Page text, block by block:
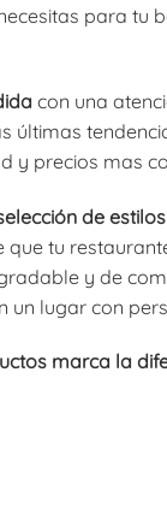
para tu
con una
últimas
y precios mas
de
tu
y de
un lugar con
marca la